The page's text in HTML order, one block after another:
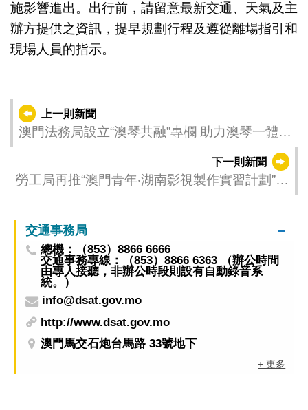
施影響進出。出行前，請留意最新交通、天氣及主
辦方提供之資訊，提早規劃行程及遵從離場指引和
現場人員的指示。
上一則新聞
澳門法務局設立“澳琴共融”專欄 助力澳琴一體化
下一則新聞
勞工局再推“澳門青年‧湖南影視製作實習計劃”
交通事務局
總機：（853）8866 6666
交通事務專線：（853）8866 6363 （辦公時間
由專人接聽，非辦公時段則設有自動錄音系
統。）
info@dsat.gov.mo
http://www.dsat.gov.mo
澳門馬交石炮台馬路 33號地下
+ 更多